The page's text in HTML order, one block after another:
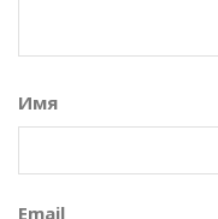
Имя
Email